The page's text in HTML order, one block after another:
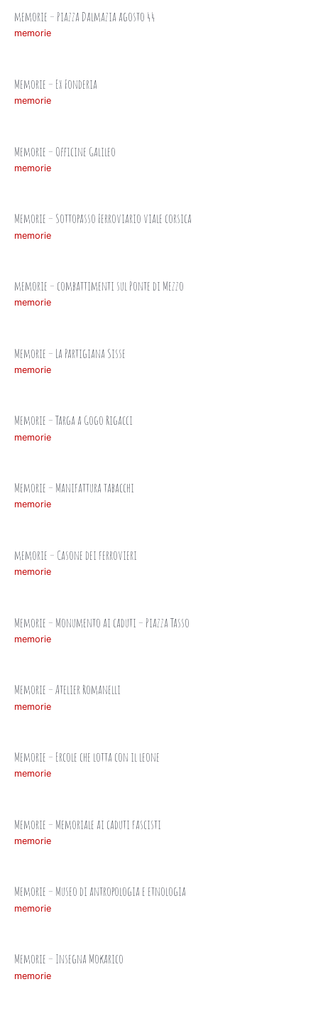
memorie – Piazza Dalmazia agosto 44
memorie
Memorie – Ex Fonderia
memorie
Memorie – Officine Galileo
memorie
Memorie – Sottopasso Ferroviario viale corsica
memorie
memorie – combattimenti sul Ponte di Mezzo
memorie
Memorie – La Partigiana Sisse
memorie
Memorie – Targa a Gogo Rigacci
memorie
Memorie – Manifattura tabacchi
memorie
memorie – Casone dei ferrovieri
memorie
Memorie – Monumento ai caduti – Piazza Tasso
memorie
Memorie – Atelier Romanelli
memorie
Memorie – Ercole che lotta con il leone
memorie
Memorie – Memoriale ai caduti fascisti
memorie
Memorie – Museo di antropologia e etnologia
memorie
Memorie – Insegna Mokarico
memorie